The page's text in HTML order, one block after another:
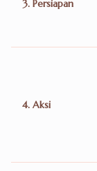
3. Persiapan
4. Aksi